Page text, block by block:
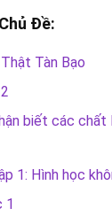
Đề:
Tàn Bạo
biết các chất
1: Hình học
1